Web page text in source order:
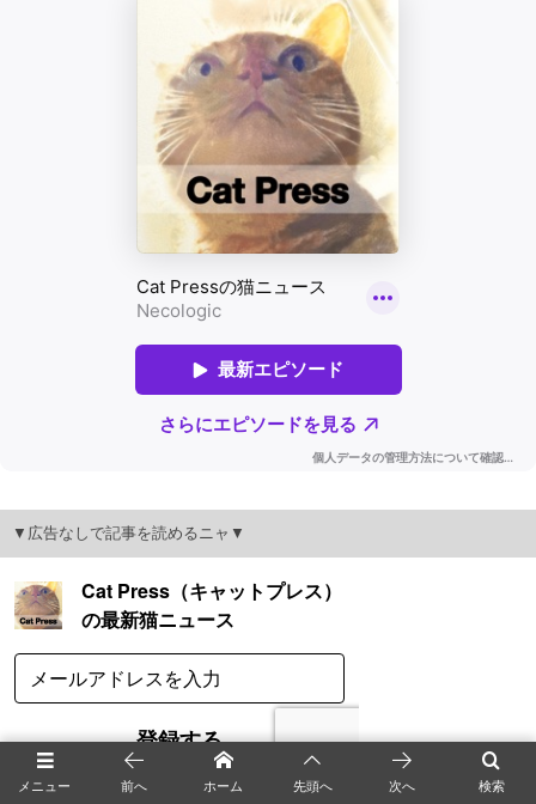
▼広告なしで記事を読めるニャ▼
メニュー 検索
前へ ホーム 先頭へ 次へ